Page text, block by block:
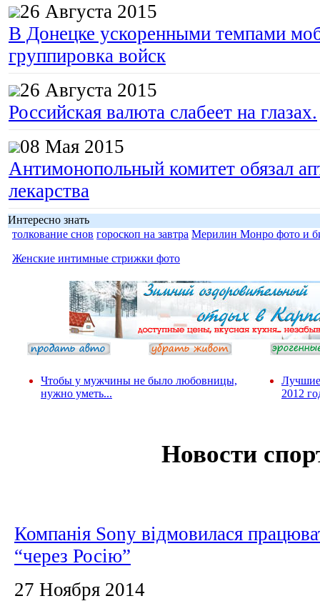
26 Августа 2015
В Донецке ускоренными темпами
группировка войск
26 Августа 2015
Российская валюта слабеет на глазах.
08 Мая 2015
Антимонопольный комитет обязал
лекарства
Интересно знать
толкование снов гороскоп на завтра Мерилин Монро фото и
Женские интимные стрижки фото
Чтобы у мужчины не было любовницы,
нужно уметь...
Лучшие
2012
Новости
Компанія Sony відмовилася
“через Росію”
27 Ноября 2014